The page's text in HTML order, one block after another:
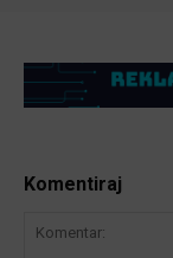
Komentiraj